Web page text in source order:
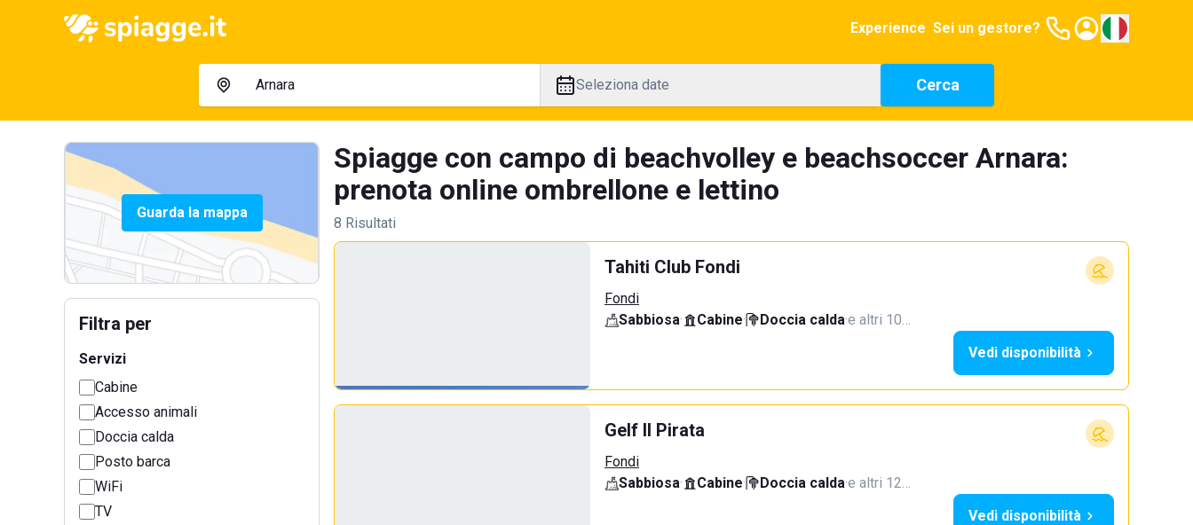
Experience Sei un gestore?
Seleziona date Cerca
Guarda la mappa
Filtra per
Servizi
Cabine
Accesso animali
Doccia calda
Posto barca
WiFi
TV
Spiagge con campo di beachvolley e beachsoccer Arnara:
prenota online ombrellone e lettino
8 Risultati
Tahiti Club Fondi
Fondi
Sabbiosa· Cabine· Doccia calda·e altri 10…
Vedi disponibilità
Gelf Il Pirata
Fondi
Sabbiosa· Cabine· Doccia calda·e altri 12…
Vedi disponibilità